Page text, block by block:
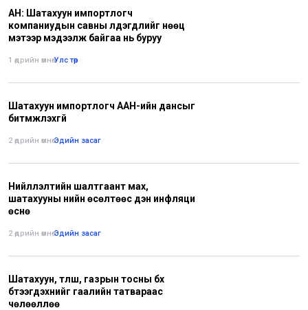
АН: Шатахуун импортлогч
компаниудын савны үлдэгдлийг нөөц
мэтээр мэдээлж байгаа нь буруу
1 өдрийн өмнө•Улс төр
Шатахуун импортлогч ААН-ийн дансыг
битүүмжлэхгүй
2 өдрийн өмнө•Эдийн засаг
Нийлүүлэлтийн шалтгаант мах,
шатахууны үнийн өсөлтөөс үүдэн инфляци
өснө
2 өдрийн өмнө•Эдийн засаг
Шатахуун, түлш, газрын тосны бүх
бүтээгдэхүүнийг гаалийн татвараас
чөлөөллөө